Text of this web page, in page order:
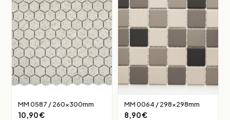
MM 0587 / 260x300mm
10,90€
MM 0064 / 298x298mm
8,90€